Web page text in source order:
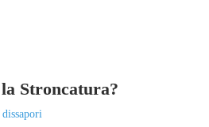
Stroncatura?